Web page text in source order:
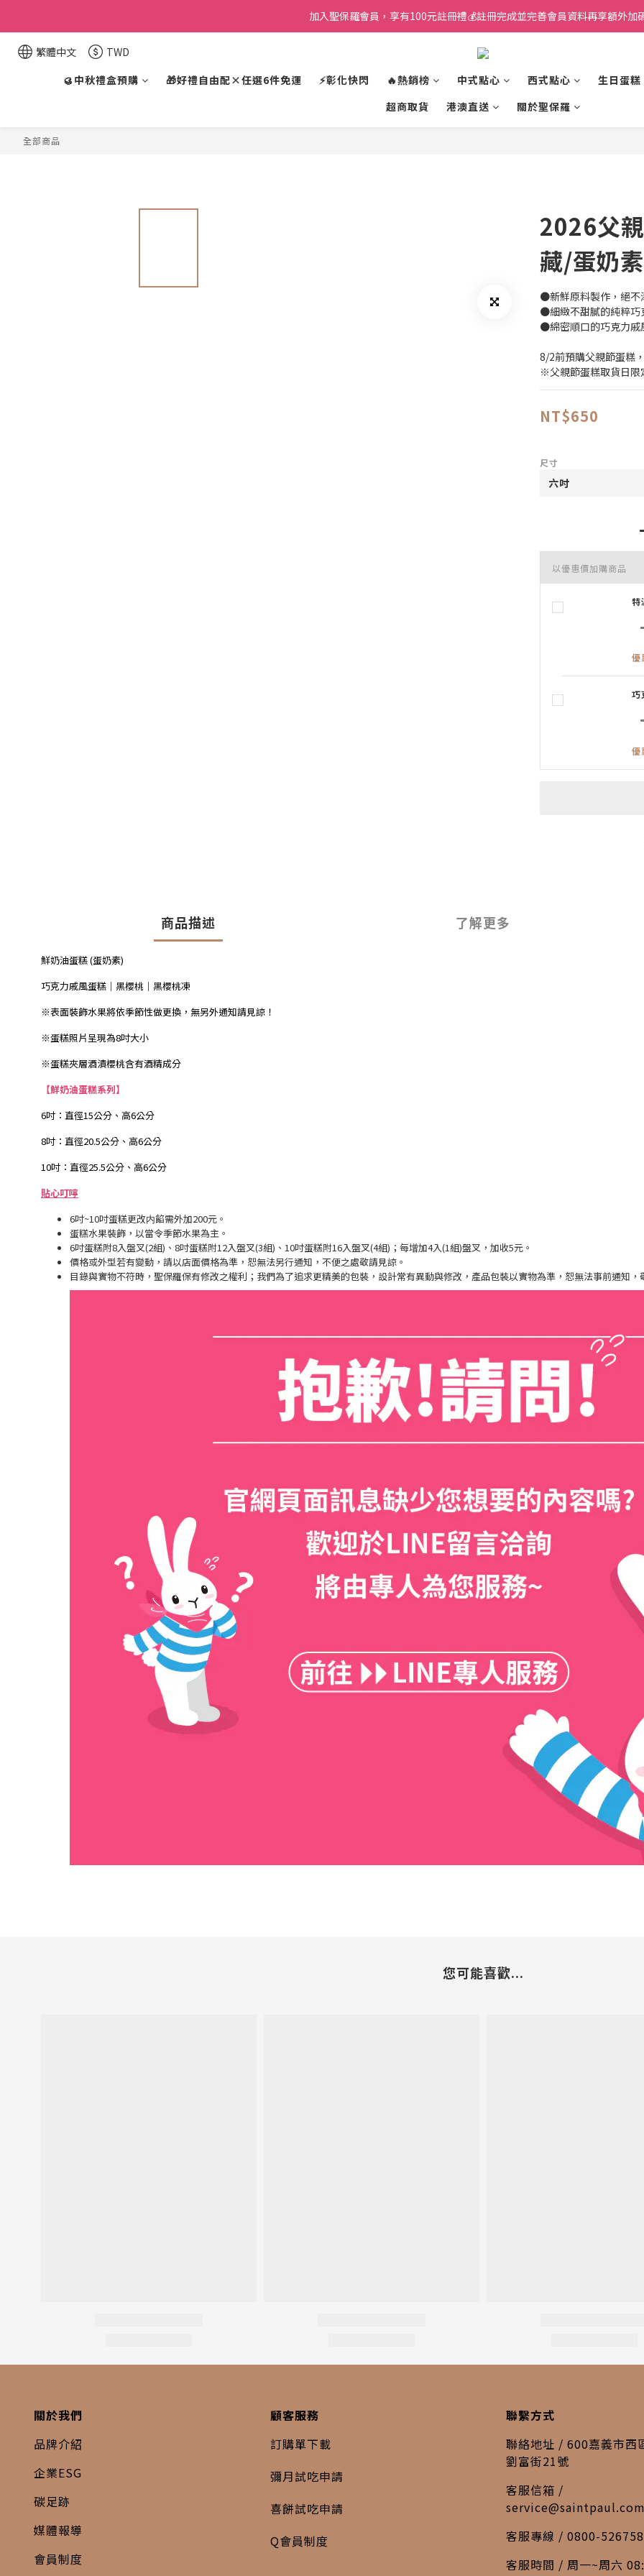
加入聖保羅會員，享有100元註冊禮💰註冊完成並完善會員資料再享額外加
繁體中文 TWD
🥮中秋禮盒預購
🎁好禮自由配×任選6件免運 ⚡彰化快閃 🔥熱銷榜 中式點心 西式點心 生日蛋糕
超商取貨
港澳直送 關於聖保羅
全部商品
2026父
藏/蛋奶素
●新鮮原料製作，絕不
●細緻不甜膩的純粹巧
●綿密順口的巧克力戚
8/2前預購父親節蛋糕
※父親節蛋糕取貨日
NT$650
尺寸
以優惠價加購商品
特
優
巧
優
商品描述 了解更多
鮮奶油蛋糕 (蛋奶素)
巧克力戚風蛋糕｜黑櫻桃｜黑櫻桃凍
※表面裝飾水果將依季節性做更換，無另外通知請見諒！
※蛋糕照片呈現為8吋大小
※蛋糕夾層酒漬櫻桃含有酒精成分
【鮮奶油蛋糕系列】
6吋：直徑15公分、高6公分
8吋：直徑20.5公分、高6公分
10吋：直徑25.5公分、高6公分
貼心叮嚀
6吋~10吋蛋糕更改内餡需外加200元。
蛋糕水果裝飾，以當令季節水果為主。
6吋蛋糕附8入盤叉(2組)、8吋蛋糕附12入盤叉(3組)、10吋蛋糕附16入盤叉(4組)；每增加4入(1組)盤叉，加收5元。
價格或外型若有變動，請以店面價格為準，恕無法另行通知，不便之處敬請見諒。
目錄與實物不符時，聖保羅保有修改之權利；我們為了追求更精美的包裝，設計常有異動與修改，產品包裝以實物為準，恕無法事前通知，
您可能喜歡...
關於我們
品牌介紹
企業ESG
碳足跡
媒體報導
會員制度
顧客服務
訂購單下載
彌月試吃申請
喜餅試吃申請
Q會員制度
聯繫方式
聯絡地址 / 600嘉義市西
劉富街21號
客服信箱 /
客服專線 / 0800-526758
客服時間 / 周一~周六